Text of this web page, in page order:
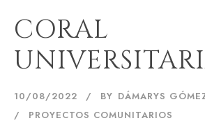
CORAL
10/08/2022 BY DÁMARYS
PROYECTOS COMUNITARIOS